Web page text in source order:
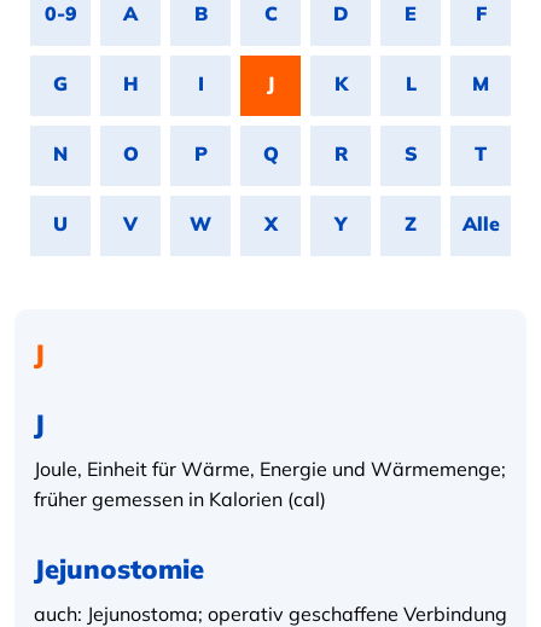
0-9 A B C D E F
G H I J K L M
N O P Q R S T
U V W X Y Z Alle
J
J
Joule, Einheit für Wärme, Energie und Wärmemenge;
früher gemessen in Kalorien (cal)
Jejunostomie
auch: Jejunostoma; operativ geschaffene Verbindung